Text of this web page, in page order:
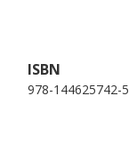
ISBN
978-144625742-5